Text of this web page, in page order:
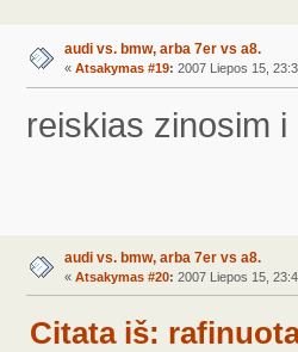
audi vs. bmw, arba 7er vs a8.
« Atsakymas #19: 2007 Liepos 15,
reiskias zinosim
audi vs. bmw, arba 7er vs a8.
« Atsakymas #20: 2007 Liepos 15,
Citata iš: